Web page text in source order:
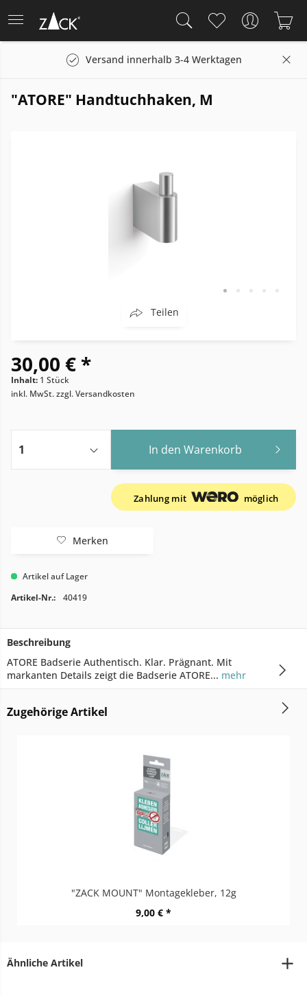
Versand innerhalb 3-4 Werktagen
"ATORE" Handtuchhaken, M
Teilen
30,00 € *
Inhalt: 1 Stück
inkl. MwSt.zzgl. Versandkosten
In den Warenkorb
Zahlung mit möglich
Merken
Artikel auf Lager
Artikel-Nr.:
40419
Beschreibung
ATORE Badserie Authentisch. Klar. Prägnant. Mit
markanten Details zeigt die Badserie ATORE... mehr
Zugehörige Artikel
"ZACK MOUNT" Montagekleber, 12g
9,00 € *
Ähnliche Artikel